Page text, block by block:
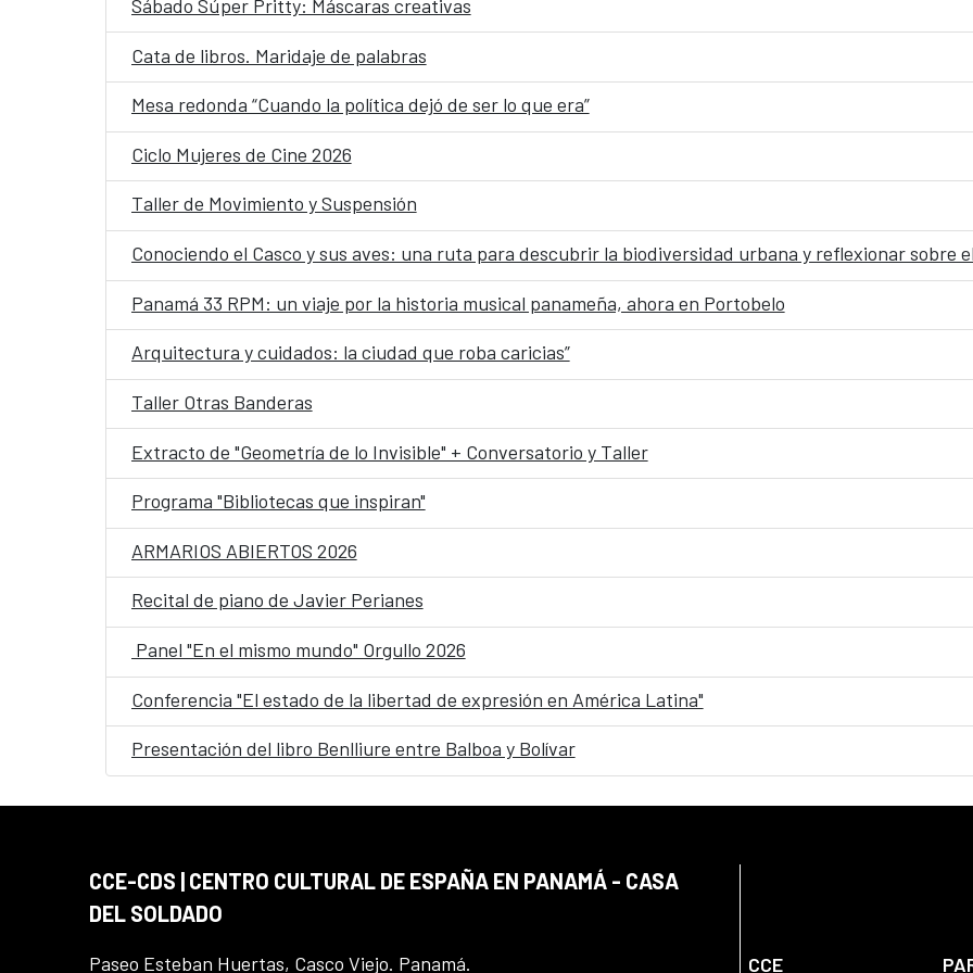
Sábado Súper Pritty: Máscaras creativas
Cata de libros. Maridaje de palabras
Mesa redonda “Cuando la política dejó de ser lo que era”
Ciclo Mujeres de Cine 2026
Taller de Movimiento y Suspensión
Conociendo el Casco y sus aves: una ruta para descubrir la biodiversidad urbana y reflexionar sobre
Panamá 33 RPM: un viaje por la historia musical panameña, ahora en Portobelo
Arquitectura y cuidados: la ciudad que roba caricias”
Taller Otras Banderas
Extracto de "Geometría de lo Invisible" + Conversatorio y Taller
Programa "Bibliotecas que inspiran"
ARMARIOS ABIERTOS 2026
Recital de piano de Javier Perianes
Panel "En el mismo mundo" Orgullo 2026
Conferencia "El estado de la libertad de expresión en América Latina"
Presentación del libro Benlliure entre Balboa y Bolívar
CCE-CDS | CENTRO CULTURAL DE ESPAÑA EN PANAMÁ - CASA
DEL SOLDADO
Paseo Esteban Huertas, Casco Viejo. Panamá. CCE